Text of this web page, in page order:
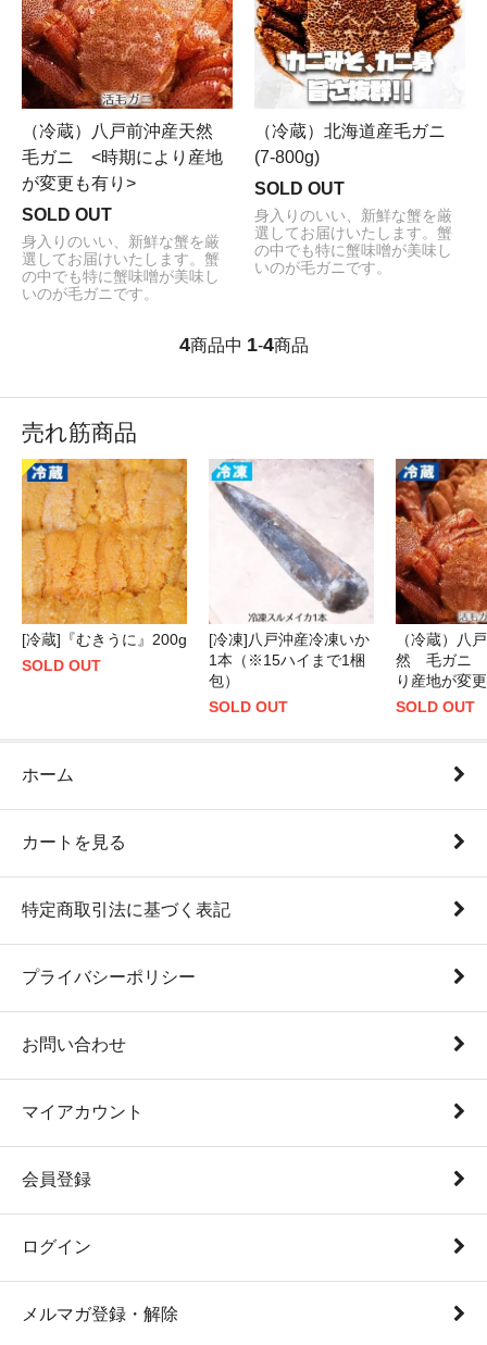
（冷蔵）八戸前沖産天然
毛ガニ <時期により産地
が変更も有り>
SOLD OUT
身入りのいい、新鮮な蟹を厳
選してお届けいたします。蟹
の中でも特に蟹味噌が美味し
いのが毛ガニです。
（冷蔵）北海道産毛ガニ
(7-800g)
SOLD OUT
身入りのいい、新鮮な蟹を厳
選してお届けいたします。蟹
の中でも特に蟹味噌が美味し
いのが毛ガニです。
4商品中 1-4商品
売れ筋商品
[冷蔵]『むきうに』200g
SOLD OUT
[冷凍]八戸沖産冷凍いか
1本（※15ハイまで1梱
包）
SOLD OUT
（冷蔵）八
然 毛ガニ
り産地が変
SOLD OUT
ホーム
カートを見る
特定商取引法に基づく表記
プライバシーポリシー
お問い合わせ
マイアカウント
会員登録
ログイン
メルマガ登録・解除